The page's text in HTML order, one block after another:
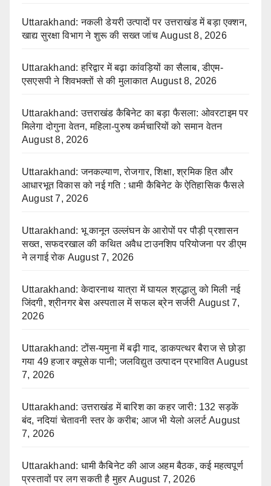
Uttarakhand: नकली डेयरी उत्पादों पर उत्तराखंड में बड़ा एक्शन,
खाद्य सुरक्षा विभाग ने शुरू की सख्त जांच August 8, 2026
Uttarakhand: हरिद्वार में बढ़ा कांवड़ियों का सैलाब, डीएम-
एसएसपी ने शिवभक्तों से की मुलाकात August 8, 2026
Uttarakhand: उत्तराखंड कैबिनेट का बड़ा फैसला: ओवरटाइम पर
मिलेगा दोगुना वेतन, महिला-पुरुष कर्मचारियों को समान वेतन
August 8, 2026
Uttarakhand: जनकल्याण, रोजगार, शिक्षा, श्रमिक हित और
आधारभूत विकास को नई गति : धामी कैबिनेट के ऐतिहासिक फैसले
August 7, 2026
Uttarakhand: भू कानून उल्लंघन के आरोपों पर पौड़ी प्रशासन
सख्त, सफदरखाल की कथित अवैध टाउनशिप परियोजना पर डीएम
ने लगाई रोक August 7, 2026
Uttarakhand: केदारनाथ यात्रा में घायल श्रद्धालु को मिली नई
जिंदगी, श्रीनगर बेस अस्पताल में सफल ब्रेन सर्जरी August 7,
2026
Uttarakhand: टोंस-यमुना में बढ़ी गाद, डाकपत्थर बैराज से छोड़ा
गया 49 हजार क्यूसेक पानी; जलविद्युत उत्पादन प्रभावित August
7, 2026
Uttarakhand: उत्तराखंड में बारिश का कहर जारी: 132 सड़कें
बंद, नदियां चेतावनी स्तर के करीब; आज भी येलो अलर्ट August
7, 2026
Uttarakhand: धामी कैबिनेट की आज अहम बैठक, कई महत्वपूर्ण
प्रस्तावों पर लग सकती है मुहर August 7, 2026